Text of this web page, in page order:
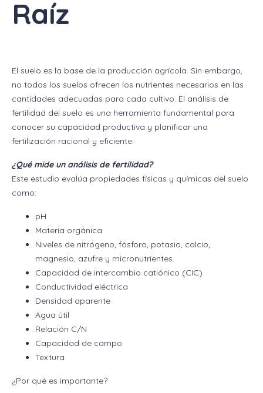
Raíz
El suelo es la base de la producción agrícola. Sin embargo,
no todos los suelos ofrecen los nutrientes necesarios en las
cantidades adecuadas para cada cultivo. El análisis de
fertilidad del suelo es una herramienta fundamental para
conocer su capacidad productiva y planificar una
fertilización racional y eficiente.
¿Qué mide un análisis de fertilidad?
Este estudio evalúa propiedades físicas y químicas del suelo
como:
pH
Materia orgánica
Niveles de nitrógeno, fósforo, potasio, calcio,
magnesio, azufre y micronutrientes.
Capacidad de intercambio catiónico (CIC)
Conductividad eléctrica
Densidad aparente
Agua útil
Relación C/N
Capacidad de campo
Textura
¿Por qué es importante?